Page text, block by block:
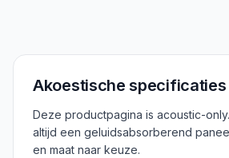
Akoestische specificaties
Deze productpagina is acoustic-
altijd een geluidsabsorberend
en maat naar keuze.